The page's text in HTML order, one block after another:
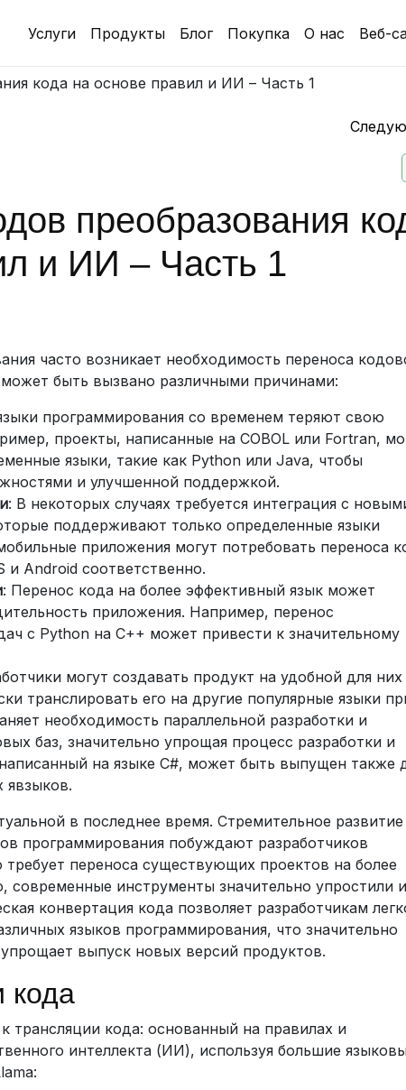
Услуги Продукты Блог Покупка О нас Веб-
кода на основе правил и ИИ – Часть 1
преобразования
и ИИ – Часть 1
часто возникает необходимость переноса
быть вызвано различными причинами:
программирования со временем теряют свою
проекты, написанные на COBOL или Fortran,
языки, такие как Python или Java, чтобы
и улучшенной поддержкой.
: В некоторых случаях требуется интеграция с
поддерживают только определенные языки
приложения могут потребовать переноса
и Android соответственно.
: Перенос кода на более эффективный язык может
приложения. Например, перенос
с Python на C++ может привести к значительному
могут создавать продукт на удобной для них
транслировать его на другие популярные языки
необходимость параллельной разработки и
баз, значительно упрощая процесс разработки и
на языке C#, может быть выпущен также
явзыков.
в последнее время. Стремительное развитие
программирования побуждают разработчиков
переноса существующих проектов на более
инструменты значительно упростили и
конвертация кода позволяет разработчикам
языков программирования, что значительно
выпуск новых версий продуктов.
кода
трансляции кода: основанный на правилах и
интеллекта (ИИ), используя большие